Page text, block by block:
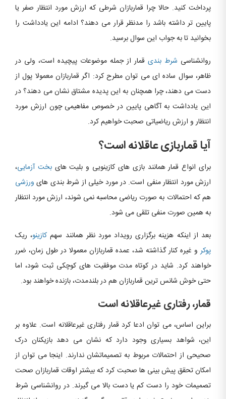
پرداخت کنید. حالا چرا قماربازان شرطی که ارزش مورد انتظار صفر یا
پایین تر داشته باشد را مدنظر قرار می دهند؟ ادامه این یادداشت را
بخوانید تا به جواب این سوال برسید.
روانشناسی شرط بندی قمار از جمله موضوعات پیچیده است، ولی در
ظاهر، سوال ساده ای می توان مطرح کرد: اگر قماربازان معمولا پول از
دست می دهند، چرا همچنان به این پدیده مشتاق نشان می دهند؟ در
این یادداشت به آگاهی پایین در خصوص مفاهیمی چون ارزش مورد
انتظار و ارزش ریاضیاتی صحبت خواهیم کرد.
آیا قماربازی عاقلانه است؟
برای انواع قمار همانند بازی های کازینویی و بلیت هایبخت آزمایی،
ارزش مورد انتظار منفی است. در مورد خیلی از شرط بندی های ورزشی
هم که احتمالات به صورت ریاضی محاسبه نمی شوند، ارزش مورد انتظار
به همین صورت منفی تلقی می شود.
بعد از اینکه هزینه برگزاری رویداد مورد نظر همانند سهم کازینو، ریک
پوکرو غیره کنار گذاشته شد، عمده قماربازان معمولا در طول زمان، ضرر
خواهند کرد. شاید در کوتاه مدت موفقیت های کوچکی ثبت شود، اما
حتی خوش شانس ترین قماربازان هم در بلندمدت، بازنده خواهند بود.
قمار، رفتاری غیرعاقلانه است
براین اساس، می توان ادعا کرد قمار رفتاری غیرعاقلانه است. علاوه بر
این، شواهد بسیاری وجود دارد که نشان می دهد بازیکنان درک
صحیحی از احتمالات مربوط به تصمیماتشان ندارند. اینجا می توان از
امکان تحقق پیش بینی ها صحبت کرد که بیشتر اوقات قماربازان صحت
تصمیمات خود را دست کم یا دست بالا می گیرند. در روانشناسی شرط